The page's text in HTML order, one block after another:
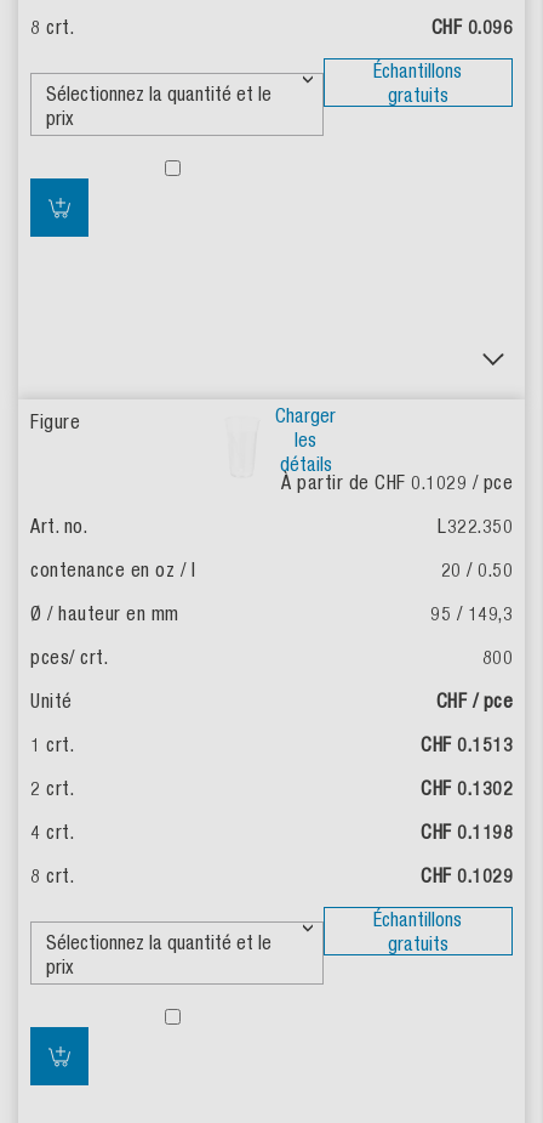
CHF 0.096
Échantillons
gratuits
Charger
les
détails
À partir de CHF 0.1029 / pce
L322.350
20 / 0.50
95 / 149,3
800
CHF / pce
CHF 0.1513
CHF 0.1302
CHF 0.1198
CHF 0.1029
Échantillons
gratuits